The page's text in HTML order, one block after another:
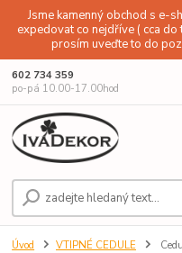
Jsme kamenný obchod s e-
expedovat co nejdříve ( cca
prosím uveďte to do
602 734 359
po-pá 10.00-17.00hod
Úvod VTIPNÉ CEDULE